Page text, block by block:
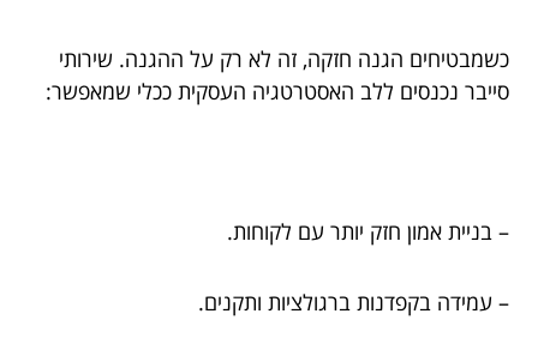
כשמבטיחים הגנה חזקה, זה לא רק על ההגנה. שירותי
סייבר נכנסים ללב האסטרטגיה העסקית ככלי שמאפשר:
– בניית אמון חזק יותר עם לקוחות.
– עמידה בקפדנות ברגולציות ותקנים.